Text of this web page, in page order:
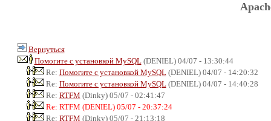
Вернуться
Помогите с установкой MySQL(DENIEL) 04/07 - 13:30:44
Re: Помогите с установкой MySQL(DENIEL) 04/07 - 14:20:32
Re: Помогите с установкой MySQL(DENIEL) 04/07 - 14:40:28
Re: RTFM (Dinky) 05/07 - 02:41:47
Re: RTFM (DENIEL) 05/07 - 20:37:24
Re: RTFM (Dinky) 05/07 - 21:13:18